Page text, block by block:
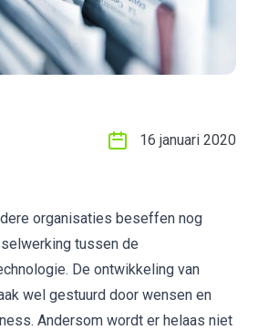
16 januari 2020
organisaties beseffen nog
tussen de
De ontwikkeling van
wel gestuurd door wensen en
Andersom wordt er helaas niet